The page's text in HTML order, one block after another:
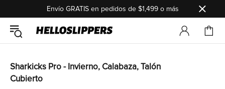
Envío GRATIS en pedidos de $1,499 o más
Sharkicks Pro - Invierno, Calabaza, Talón
Cubierto